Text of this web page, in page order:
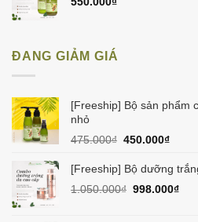
ĐANG GIẢM GIÁ
[Freeship] Bộ sản phẩm
nhỏ
475.000₫ Giá
là:
450.000₫Giá
tại
[Freeship] Bộ dưỡng
1.050.000₫ Giá
998.000₫Giá